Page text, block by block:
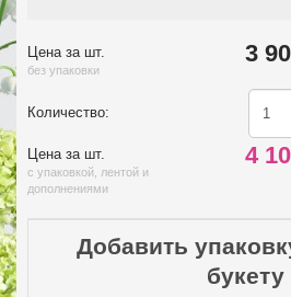
Цена за шт.
без упаковки
3
Количество:
Цена за шт.
с упаковкой, лентой и
дополнениями
4
Добавить
букету